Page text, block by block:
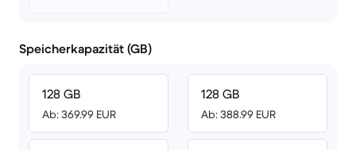
Speicherkapazität (GB)
128 GB
Ab: 369.99 EUR
128 GB
Ab: 388.99 EUR